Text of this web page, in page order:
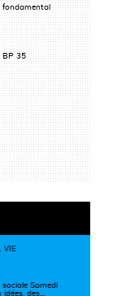
fondamental
BP 35
VIE
Samedi
idées, des